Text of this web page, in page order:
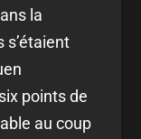
la
s’étaient
points de
au coup